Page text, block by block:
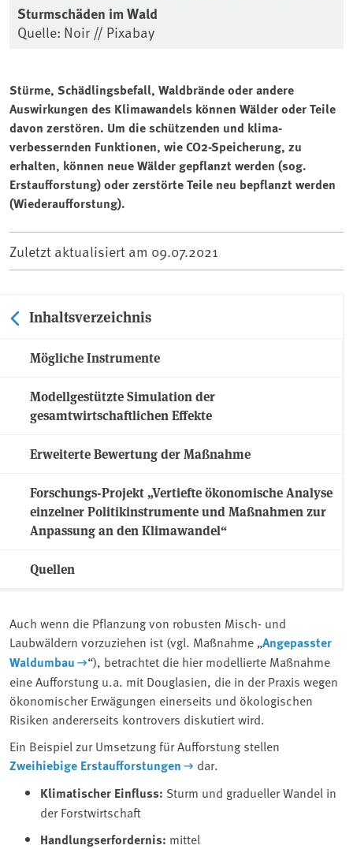
Sturmschäden im Wald
Quelle: Noir // Pixabay
Stürme, Schädlingsbefall, Waldbrände oder andere
Auswirkungen des Klimawandels können Wälder oder Teile
davon zerstören. Um die schützenden und klima-
verbessernden Funktionen, wie CO2-Speicherung, zu
erhalten, können neue Wälder gepflanzt werden (sog.
Erstaufforstung) oder zerstörte Teile neu bepflanzt werden
(Wiederaufforstung).
Zuletzt aktualisiert am 09.07.2021
Inhaltsverzeichnis
Mögliche Instrumente
Modellgestützte Simulation der
gesamtwirtschaftlichen Effekte
Erweiterte Bewertung der Maßnahme
Forschungs-Projekt „Vertiefte ökonomische Analyse
einzelner Politikinstrumente und Maßnahmen zur
Anpassung an den Klimawandel“
Quellen
Auch wenn die Pflanzung von robusten Misch- und
Laubwäldern vorzuziehen ist (vgl. Maßnahme „Angepasster
Waldumbau
“), betrachtet die hier modellierte Maßnahme
eine Aufforstung u.a. mit Douglasien, die in der Praxis wegen
ökonomischer Erwägungen einerseits und ökologischen
Risiken andererseits kontrovers diskutiert wird.
Ein Beispiel zur Umsetzung für Aufforstung stellen
Zweihiebige Erstaufforstungen dar.
Klimatischer Einfluss: Sturm und gradueller Wandel in
der Forstwirtschaft
Handlungserfordernis: mittel